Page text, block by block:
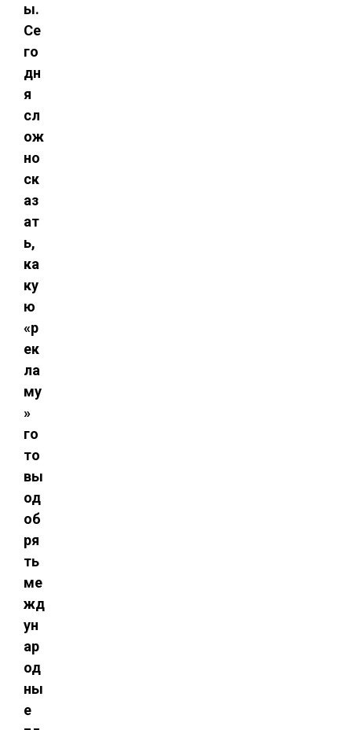
ы.
Се
го
дн
я
сл
ож
но
ск
аз
ат
ь,
ка
ку
ю
«р
ек
ла
му
»
го
то
вы
од
об
ря
ть
ме
жд
ун
ар
од
ны
е